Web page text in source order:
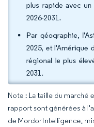
plus rapide avec
2026-2031.
Par géographie,
2025, et l'Amérique
régional le plus
2031.
Note : La taille du marché
rapport sont générées à
de Mordor Intelligence,